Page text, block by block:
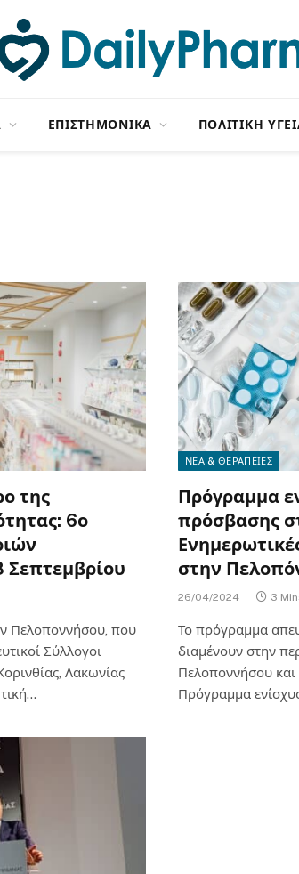
ΕΠΙΣΤΗΜΟΝΙΚΑ ΠΟΛΙΤΙΚΗ
της
6ο
Πελοποννήσου, που
Σύλλογοι
Λακωνίας
ΝΕΑ & ΘΕΡΑΠΕΙΕΣ
Πρόγραμμα
πρόσβασης
στην
26/04/2024 3
Το πρόγραμμα
διαμένουν στην
Πελοποννήσου και
Πρόγραμμα